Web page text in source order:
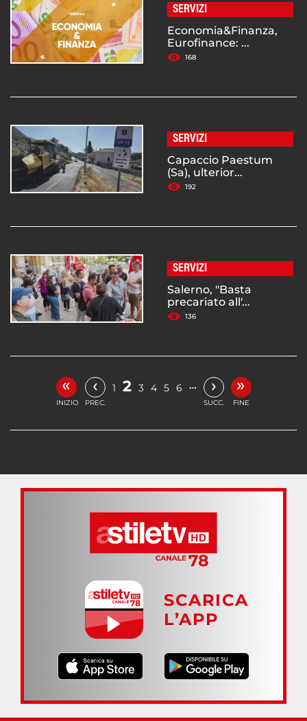
SERVIZI
Economia&Finanza,
Eurofinance: ...
168
SERVIZI
Capaccio Paestum
(Sa), ulterior...
192
SERVIZI
Salerno, "Basta
precariato all'...
136
«
INIZIO
‹
PREC.
1 2 3 4 5 6 … ›
SUCC.
»
FINE
SCARICA
L’APP